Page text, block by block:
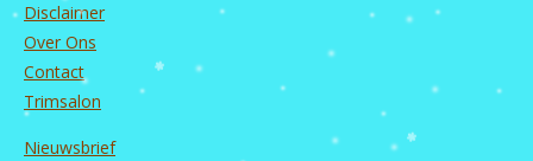
Disclaimer
Over Ons
Contact
Trimsalon
Nieuwsbrief